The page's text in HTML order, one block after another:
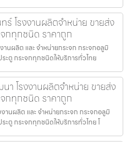
ร์ โรงงานผลิตจำหน่าย ขายส่ง
กทุกชนิด ราคาถูก
านผลิต และ จำหน่ายกระจก กระจกอลูมิ
ะตู กระจกทุกชนิดให้บริการทั่วไทย
า โรงงานผลิตจำหน่าย ขายส่ง
กทุกชนิด ราคาถูก
านผลิต และ จำหน่ายกระจก กระจกอลูมิ
ะตู กระจกทุกชนิดให้บริการทั่วไทย โ